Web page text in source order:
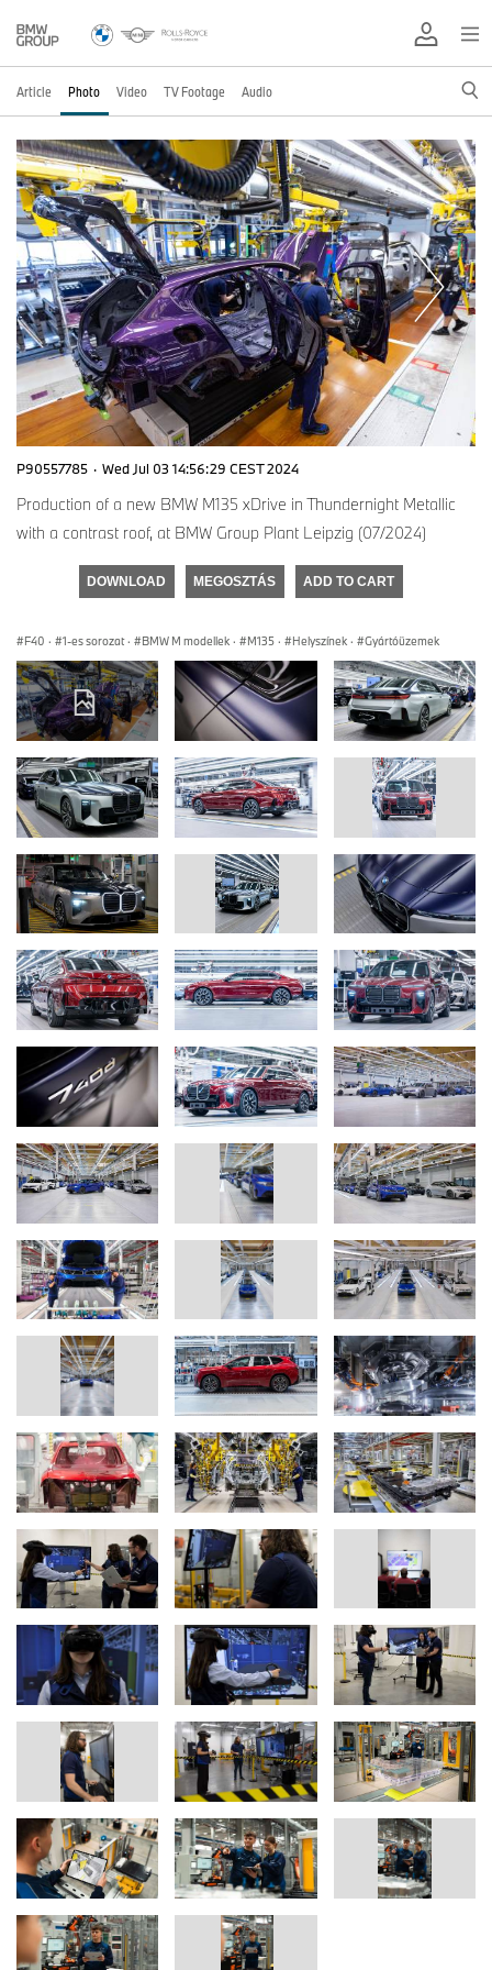
Article Photo Video TV Footage Audio
P90557785 · Wed Jul 03 14:56:29 CEST 2024
Production of a new BMW M135 xDrive in Thundernight Metallic
with a contrast roof, at BMW Group Plant Leipzig (07/2024)
DOWNLOAD MEGOSZTÁS ADD TO CART
F40 · 1-es sorozat · BMW M modellek · M135 · Helyszínek · Gyártóüzemek